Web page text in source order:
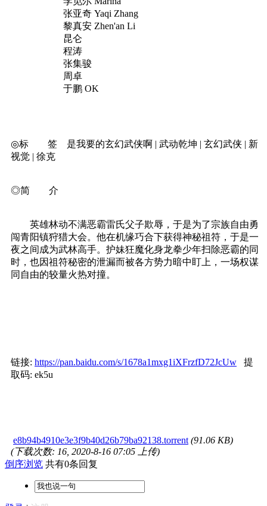
张亚奇 Yaqi Zhang
黎真安 Zhen'an Li
昆仑
程涛
张集骏
周卓
于鹏 OK
◎标 签 是我要的玄幻武侠啊 | 武动乾坤 | 玄幻武侠 | 新
视觉 | 徐克
◎简 介
英雄林动不满恶霸雷氏父子欺辱，于是为了宗族自由勇
闯青阳镇狩猎大会。他在机缘巧合下获得神秘祖符，于是一
夜之间成为武林高手。护妹狂魔化身龙拳少年扫除恶霸的同
时，也因祖符秘密的泄漏而被各方势力暗中盯上，一场权谋
同自由的较量火热对撞。
链接: https://pan.baidu.com/s/1678a1mxg1iXFrzfD72JcUw 提
取码: ek5u
e8b94b4910e3e3f9b40d26b79ba92138.torrent (91.06 KB)
(下载次数: 16, 2020-8-16 07:05 上传)
倒序浏览 共有0条回复